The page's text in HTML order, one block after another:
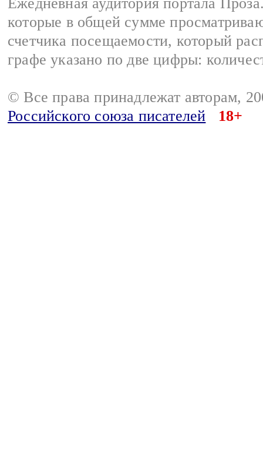
которые в общей сумме
счетчика посещаемости, который
графе указано по две цифры:
© Все права принадлежат авторам,
Российского союза писателей
18+